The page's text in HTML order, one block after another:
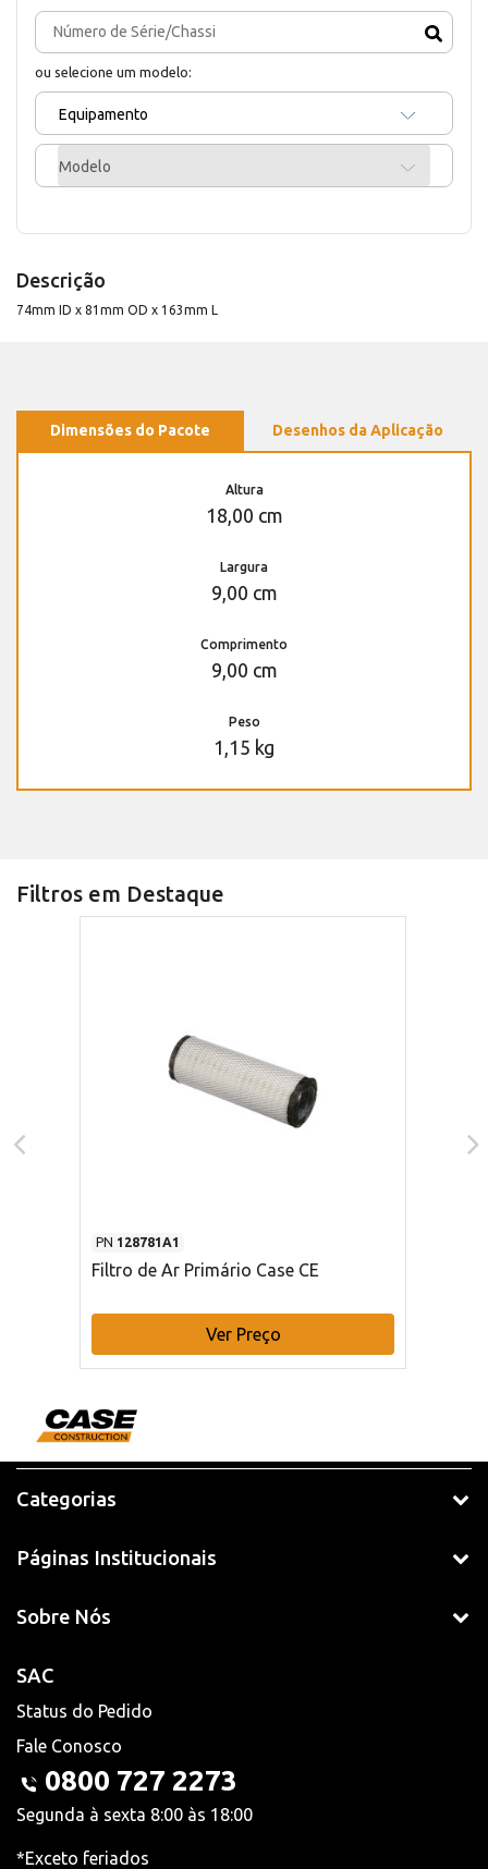
ou selecione um modelo:
Equipamento
Modelo
Descrição
74mm ID x 81mm OD x 163mm L
Dimensões do Pacote Desenhos da Aplicação
Altura
18,00 cm
Largura
9,00 cm
Comprimento
9,00 cm
Peso
1,15 kg
Filtros em Destaque
PN 128781A1
Filtro de Ar Primário Case CE
Ver Preço
Categorias
Páginas Institucionais
Sobre Nós
SAC
Status do Pedido
Fale Conosco
0800 727 2273
Segunda à sexta 8:00 às 18:00
*Exceto feriados